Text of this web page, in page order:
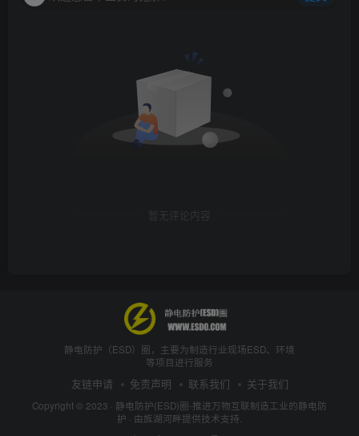
暂无评论内容
静电防护（ESD）圈，主要为制造行业现场ESD、环境
等项目进行服务
友链申请 免责声明 联系我们 关于我们
Copyright © 2023 · 静电防护(ESD)圈-推进万物互联制造工业的静电防
护 · 由旌湖河畔提供技术支持.